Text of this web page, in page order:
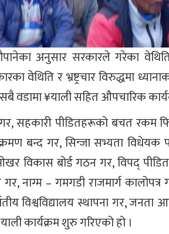
अनुसार सरकारले गरेका
वेथिति र भ्रष्ट्रचार विरुद्धमा
वडामा ¥याली सहित औपचारिक
सहकारी पीडितहरूको बचत रकम
बन्द गर, सिन्जा सभ्यता विधेयक
विकास बोर्ड गठन गर, विपद्
नाग्म – गमगडी राजमार्ग
विश्वविद्यालय स्थापना गर,
कार्यक्रम शुरु गरिएको हो ।